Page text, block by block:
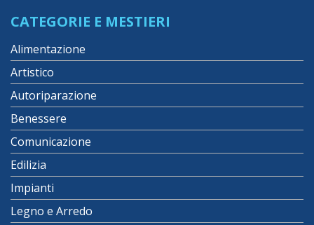
CATEGORIE E MESTIERI
Alimentazione
Artistico
Autoriparazione
Benessere
Comunicazione
Edilizia
Impianti
Legno e Arredo